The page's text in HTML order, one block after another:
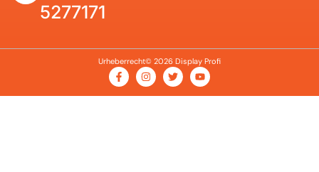
5277171
Urheberrecht© 2026 Display Profi